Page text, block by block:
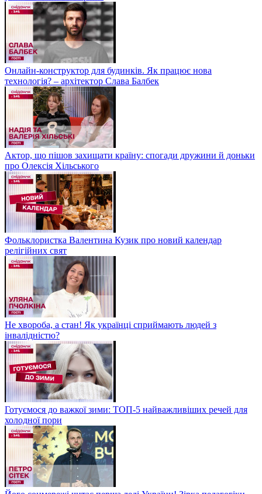
Онлайн-конструктор для будинків. Як працює нова
технологія? – архітектор Слава Балбек
Актор, що пішов захищати країну: спогади дружини й доньки
про Олексія Хільського
Фольклористка Валентина Кузик про новий календар
релігійних свят
Не хвороба, а стан! Як українці сприймають людей з
інвалідністю?
Готуємося до важкої зими: ТОП-5 найважливіших речей для
холодної пори